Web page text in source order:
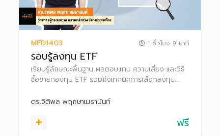
MFD1403 1 ชั่วโมง 9 นาที
รอบรู้ลงทุน ETF
เรียนรู้ลักษณะพื้นฐาน ผลตอบแทน ความเสี่ยง และวิธี
ซื้อขายกองทุน ETF รวมถึงเทคนิคการเลือกลงทุน
เลือกลงทุนในกองทุนที่เหมาะสมกับตนเองได้
ดร.จิติพล พฤกษาเมธานันท์
ฟรี